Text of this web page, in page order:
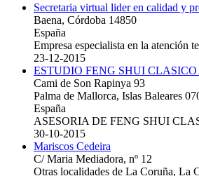
Secretaria virtual lider en calidad y
Baena, Córdoba 14850
España
Empresa especialista en la atención
23-12-2015
ESTUDIO FENG SHUI
Cami de Son Rapinya 93
Palma de Mallorca, Islas Baleares
España
ASESORIA DE FENG SHUI
30-10-2015
Mariscos Cedeira
C/ Maria Mediadora, nº 12
Otras localidades de La Coruña, La